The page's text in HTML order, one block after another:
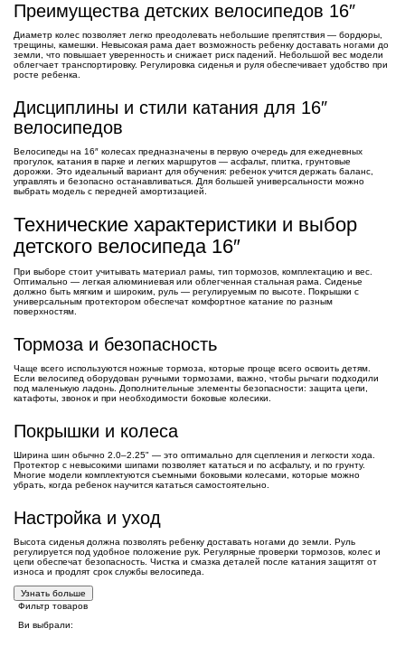
Преимущества детских велосипедов 16″
Диаметр колес позволяет легко преодолевать небольшие препятствия — бордюры,
трещины, камешки. Невысокая рама дает возможность ребенку доставать ногами до
земли, что повышает уверенность и снижает риск падений. Небольшой вес модели
облегчает транспортировку. Регулировка сиденья и руля обеспечивает удобство при
росте ребенка.
Дисциплины и стили катания для 16″
велосипедов
Велосипеды на 16″ колесах предназначены в первую очередь для ежедневных
прогулок, катания в парке и легких маршрутов — асфальт, плитка, грунтовые
дорожки. Это идеальный вариант для обучения: ребенок учится держать баланс,
управлять и безопасно останавливаться. Для большей универсальности можно
выбрать модель с передней амортизацией.
Технические характеристики и выбор
детского велосипеда 16″
При выборе стоит учитывать материал рамы, тип тормозов, комплектацию и вес.
Оптимально — легкая алюминиевая или облегченная стальная рама. Сиденье
должно быть мягким и широким, руль — регулируемым по высоте. Покрышки с
универсальным протектором обеспечат комфортное катание по разным
поверхностям.
Тормоза и безопасность
Чаще всего используются ножные тормоза, которые проще всего освоить детям.
Если велосипед оборудован ручными тормозами, важно, чтобы рычаги подходили
под маленькую ладонь. Дополнительные элементы безопасности: защита цепи,
катафоты, звонок и при необходимости боковые колесики.
Покрышки и колеса
Ширина шин обычно 2.0–2.25" — это оптимально для сцепления и легкости хода.
Протектор с невысокими шипами позволяет кататься и по асфальту, и по грунту.
Многие модели комплектуются съемными боковыми колесами, которые можно
убрать, когда ребенок научится кататься самостоятельно.
Настройка и уход
Высота сиденья должна позволять ребенку доставать ногами до земли. Руль
регулируется под удобное положение рук. Регулярные проверки тормозов, колес и
цепи обеспечат безопасность. Чистка и смазка деталей после катания защитят от
износа и продлят срок службы велосипеда.
Узнать больше
Фильтр товаров
Ви выбрали: